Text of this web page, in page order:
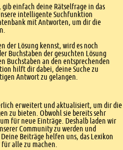
einfach deine Rätselfrage in das
intelligente Suchfunktion
mit Antworten, um dir die
der Lösung kennst, wird es noch
Buchstaben der gesuchten Lösung
Buchstaben an den entsprechenden
hilft dir dabei, deine Suche zu
Antwort zu gelangen.
erweitert und aktualisiert, um dir die
zu bieten. Obwohl sie bereits sehr
für neue Einträge. Deshalb laden wir
Community zu werden und
Beiträge helfen uns, das Lexikon
alle zu machen.